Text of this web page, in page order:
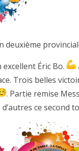
deuxième
excellent Éric Bo.
Trois belles
. Partie remise
ce second